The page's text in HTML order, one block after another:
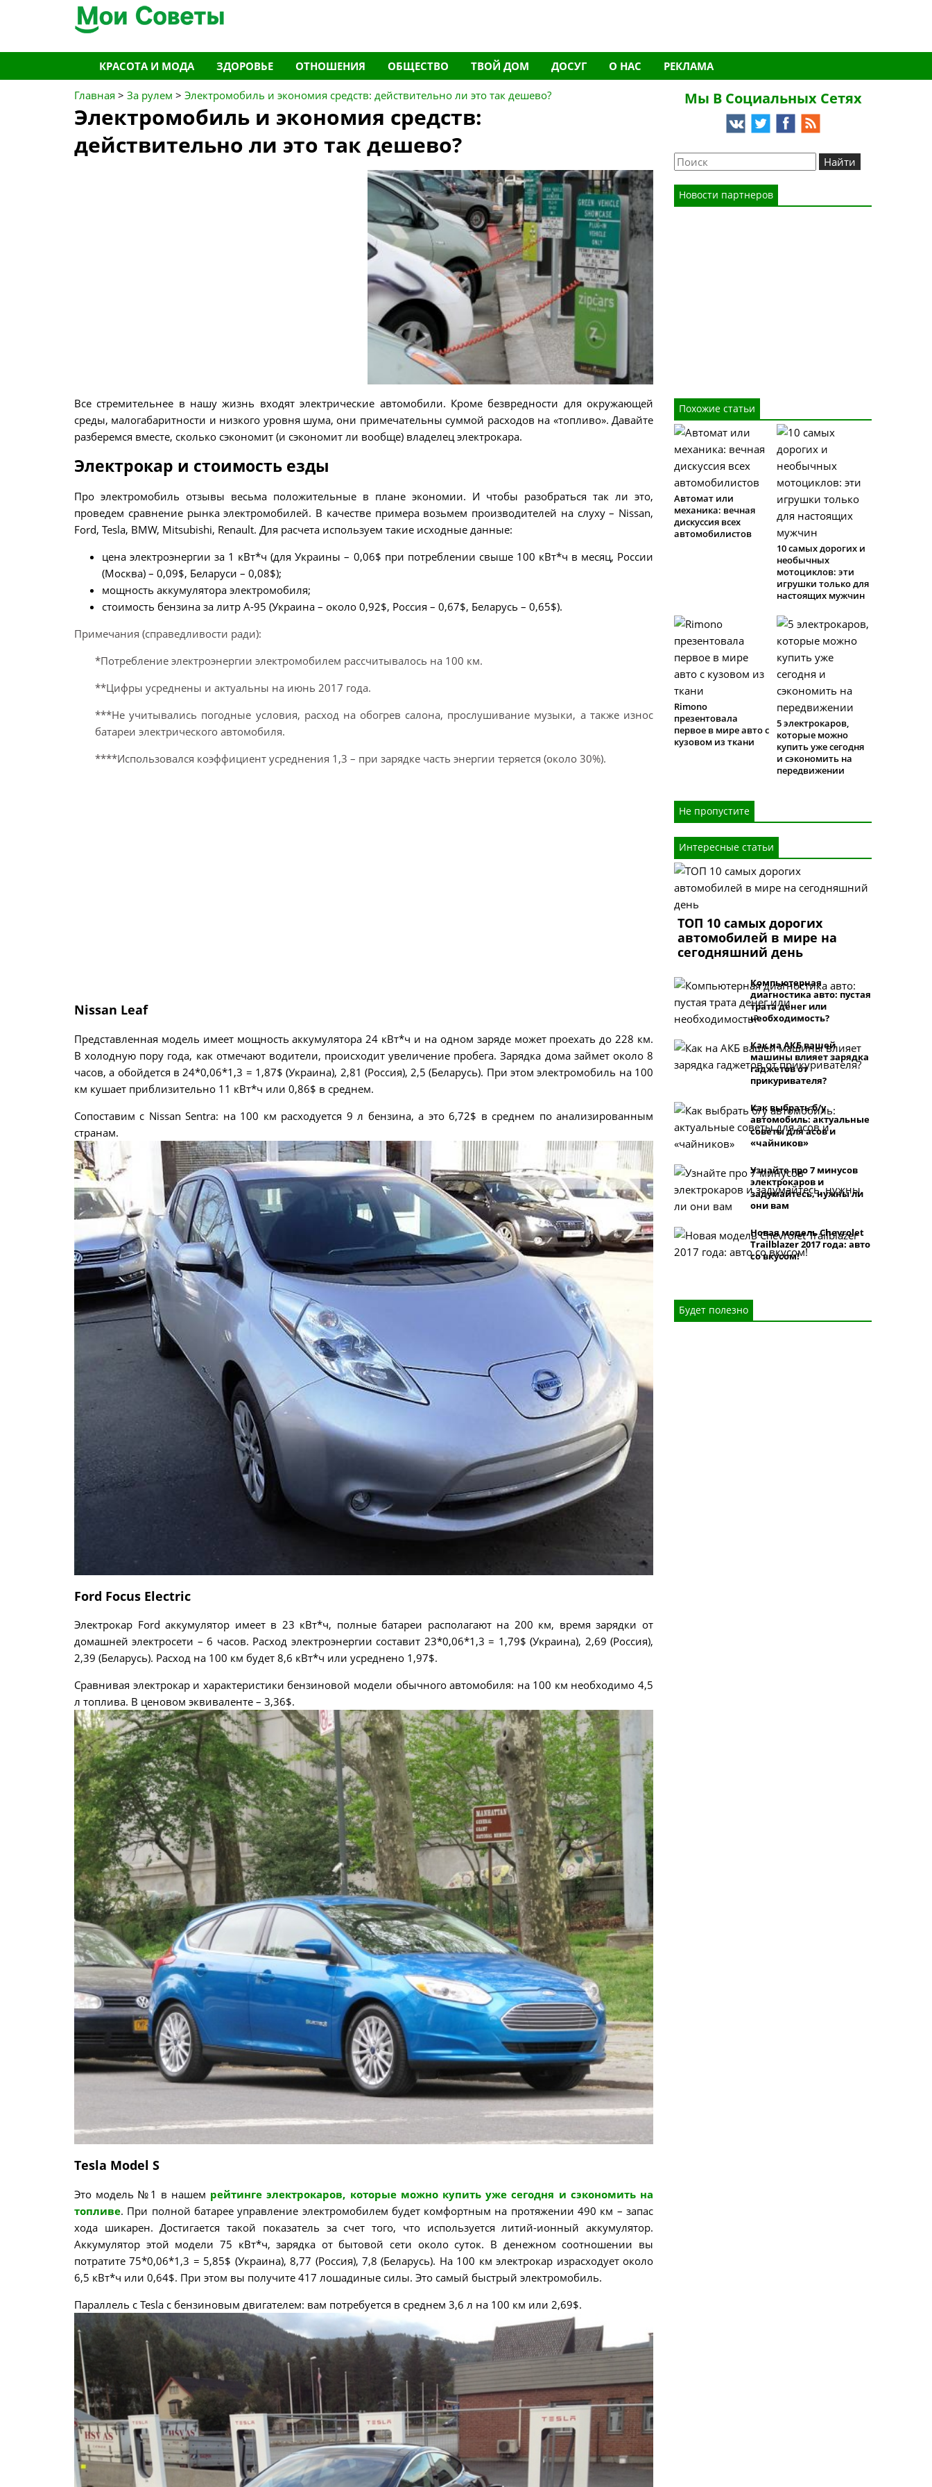
Перейти
к
содержимому
КРАСОТА И МОДА ЗДОРОВЬЕ ОТНОШЕНИЯ ОБЩЕСТВО ТВОЙ ДОМ ДОСУГ О НАС РЕКЛАМА
Главная > За рулем > Электромобиль и экономия средств: действительно ли это так дешево?
Электромобиль и экономия средств:
действительно ли это так дешево?
Все стремительнее в нашу жизнь входят электрические автомобили. Кроме безвредности для окружающей
среды, малогабаритности и низкого уровня шума, они примечательны суммой расходов на «топливо». Давайте
разберемся вместе, сколько сэкономит (и сэкономит ли вообще) владелец электрокара.
Электрокар и стоимость езды
Про электромобиль отзывы весьма положительные в плане экономии. И чтобы разобраться так ли это,
проведем сравнение рынка электромобилей. В качестве примера возьмем производителей на слуху – Nissan,
Ford, Tesla, BMW, Mitsubishi, Renault. Для расчета используем такие исходные данные:
цена электроэнергии за 1 кВт*ч (для Украины – 0,06$ при потреблении свыше 100 кВт*ч в месяц, России
(Москва) – 0,09$, Беларуси – 0,08$);
мощность аккумулятора электромобиля;
стоимость бензина за литр А-95 (Украина – около 0,92$, Россия – 0,67$, Беларусь – 0,65$).
Примечания (справедливости ради):
*Потребление электроэнергии электромобилем рассчитывалось на 100 км.
**Цифры усреднены и актуальны на июнь 2017 года.
***Не учитывались погодные условия, расход на обогрев салона, прослушивание музыки, а также износ
батареи электрического автомобиля.
****Использовался коэффициент усреднения 1,3 – при зарядке часть энергии теряется (около 30%).
Nissan Leaf
Представленная модель имеет мощность аккумулятора 24 кВт*ч и на одном заряде может проехать до 228 км.
В холодную пору года, как отмечают водители, происходит увеличение пробега. Зарядка дома займет около 8
часов, а обойдется в 24*0,06*1,3 = 1,87$ (Украина), 2,81 (Россия), 2,5 (Беларусь). При этом электромобиль на 100
км кушает приблизительно 11 кВт*ч или 0,86$ в среднем.
Сопоставим с Nissan Sentra: на 100 км расходуется 9 л бензина, а это 6,72$ в среднем по анализированным
странам.
Ford Focus Electric
Электрокар Ford аккумулятор имеет в 23 кВт*ч, полные батареи располагают на 200 км, время зарядки от
домашней электросети – 6 часов. Расход электроэнергии составит 23*0,06*1,3 = 1,79$ (Украина), 2,69 (Россия),
2,39 (Беларусь). Расход на 100 км будет 8,6 кВт*ч или усреднено 1,97$.
Сравнивая электрокар и характеристики бензиновой модели обычного автомобиля: на 100 км необходимо 4,5
л топлива. В ценовом эквиваленте – 3,36$.
Tesla Model S
Это модель №1 в нашем рейтинге электрокаров, которые можно купить уже сегодня и сэкономить на
топливе. При полной батарее управление электромобилем будет комфортным на протяжении 490 км – запас
хода шикарен. Достигается такой показатель за счет того, что используется литий-ионный аккумулятор.
Аккумулятор этой модели 75 кВт*ч, зарядка от бытовой сети около суток. В денежном соотношении вы
потратите 75*0,06*1,3 = 5,85$ (Украина), 8,77 (Россия), 7,8 (Беларусь). На 100 км электрокар израсходует около
6,5 кВт*ч или 0,64$. При этом вы получите 417 лошадиные силы. Это самый быстрый электромобиль.
Параллель с Tesla с бензиновым двигателем: вам потребуется в среднем 3,6 л на 100 км или 2,69$.
Мы В Социальных Сетях
Новости партнеров
Похожие статьи
Автомат или
механика: вечная
дискуссия всех
автомобилистов
10 самых дорогих и
необычных
мотоциклов: эти
игрушки только для
настоящих мужчин
Rimono
презентовала
первое в мире авто с
кузовом из ткани
5 электрокаров,
которые можно
купить уже сегодня
и сэкономить на
передвижении
Не пропустите
Интересные статьи
ТОП 10 самых дорогих
автомобилей в мире на
сегодняшний день
Компьютерная
диагностика авто: пустая
трата денег или
необходимость?
Как на АКБ вашей
машины влияет зарядка
гаджетов от
прикуривателя?
Как выбрать б/у
автомобиль: актуальные
советы для асов и
«чайников»
Узнайте про 7 минусов
электрокаров и
задумайтесь, нужны ли
они вам
Новая модель Chevrolet
Trailblazer 2017 года: авто
со вкусом!
Будет полезно